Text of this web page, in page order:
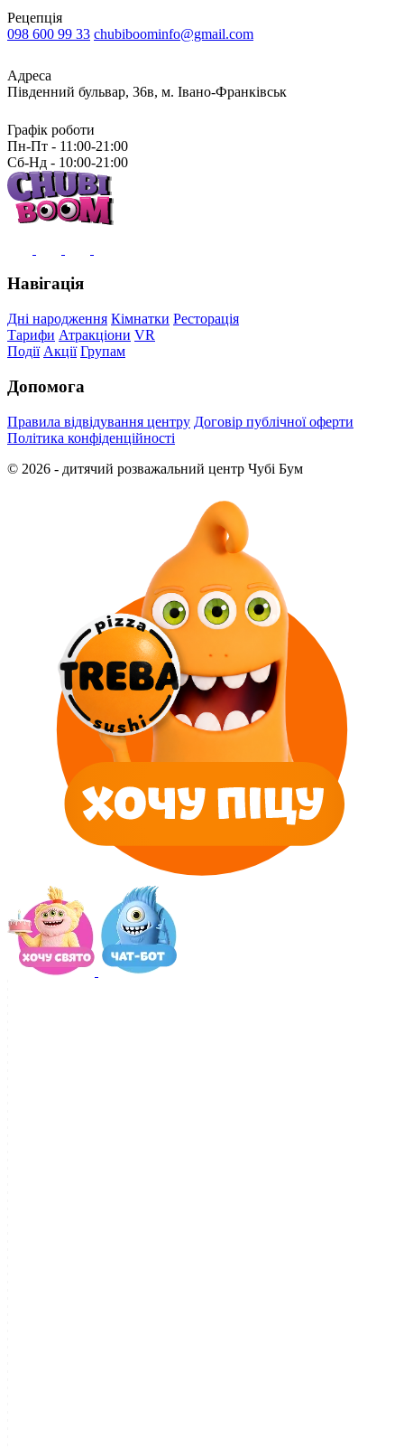
Рецепція
098 600 99 33 chubiboominfo@gmail.com
Адреса
Південний бульвар, 36в, м. Івано-Франківськ
Графік роботи
Пн-Пт - 11:00-21:00
Сб-Нд - 10:00-21:00
Навігація
Дні народження Кімнатки Ресторація
Тарифи Атракціони VR
Події Акції Групам
Допомога
Правила відвідування центру Договір публічної оферти
Політика конфіденційності
© 2026 - дитячий розважальний центр Чубі Бум